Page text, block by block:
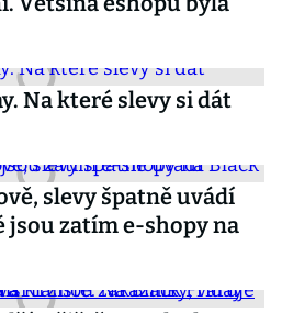
Na které slevy si dát
slevy špatně uvádí
jsou zatím e-shopy na